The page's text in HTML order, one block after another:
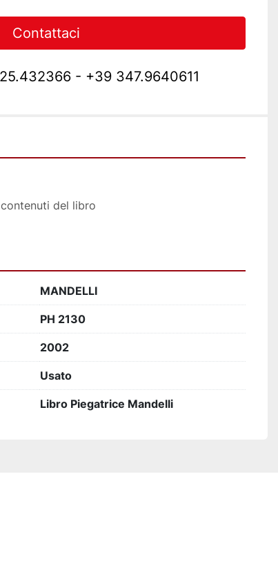
Contattaci
- +39 347.9640611
del libro
MANDELLI
PH 2130
2002
Usato
Libro Piegatrice Mandelli